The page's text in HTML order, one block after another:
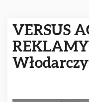
VERSUS